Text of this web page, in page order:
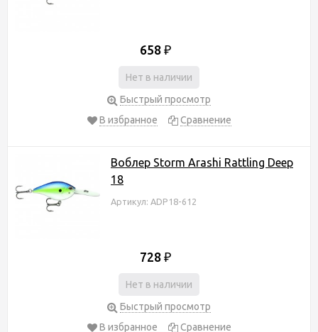
658 ₽
Нет в наличии
Быстрый просмотр
В избранное
Сравнение
Воблер Storm Arashi Rattling Deep
18
Артикул: ADP18-612
728 ₽
Нет в наличии
Быстрый просмотр
В избранное
Сравнение